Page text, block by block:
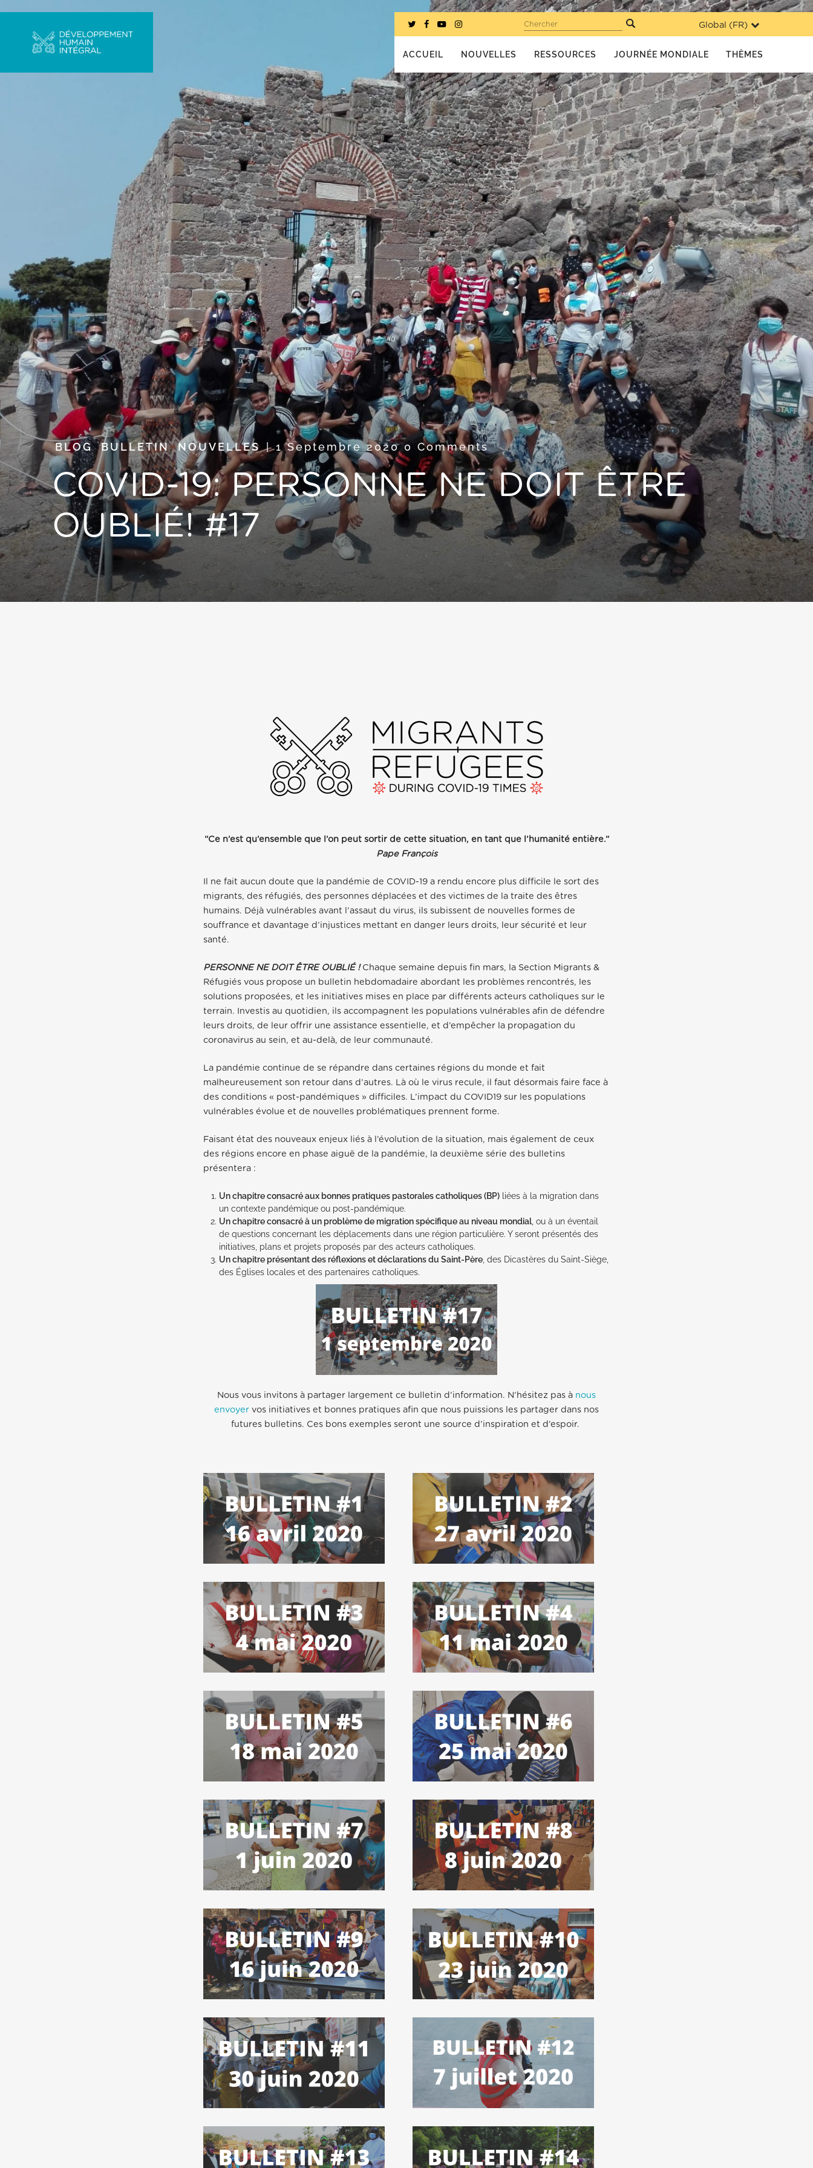
Global (FR)
Chercher
ACCUEIL NOUVELLES RESSOURCES JOURNÉE MONDIALE THÈMES
BLOG,BULLETIN,NOUVELLES 1 Septembre 20200 Comments
COVID-19: PERSONNE NE DOIT ÊTRE
OUBLIÉ! #17
“Ce n’est qu’ensemble que l’on peut sortir de cette situation, en tant que l’humanité entière.”
Pape François
Il ne fait aucun doute que la pandémie de COVID-19 a rendu encore plus difficile le sort des
migrants, des réfugiés, des personnes déplacées et des victimes de la traite des êtres
humains. Déjà vulnérables avant l’assaut du virus, ils subissent de nouvelles formes de
souffrance et davantage d’injustices mettant en danger leurs droits, leur sécurité et leur
santé.
PERSONNE NE DOIT ÊTRE OUBLIÉ !Chaque semaine depuis fin mars, la Section Migrants &
Réfugiés vous propose un bulletin hebdomadaire abordant les problèmes rencontrés, les
solutions proposées, et les initiatives mises en place par différents acteurs catholiques sur le
terrain. Investis au quotidien, ils accompagnent les populations vulnérables afin de défendre
leurs droits, de leur offrir une assistance essentielle, et d’empêcher la propagation du
coronavirus au sein, et au-delà, de leur communauté.
La pandémie continue de se répandre dans certaines régions du monde et fait
malheureusement son retour dans d’autres. Là où le virus recule, il faut désormais faire face à
des conditions « post-pandémiques » difficiles. L’impact du COVID19 sur les populations
vulnérables évolue et de nouvelles problématiques prennent forme.
Faisant état des nouveaux enjeux liés à l’évolution de la situation, mais également de ceux
des régions encore en phase aiguë de la pandémie, la deuxième série des bulletins
présentera :
Un chapitre consacré aux bonnes pratiques pastorales catholiques (BP)liées à la migration dans
un contexte pandémique ou post-pandémique.
Un chapitre consacré à un problème de migration spécifique au niveau mondial, ou à un éventail
de questions concernant les déplacements dans une région particulière. Y seront présentés des
initiatives, plans et projets proposés par des acteurs catholiques.
Un chapitre présentant des réflexions et déclarations du Saint-Père, des Dicastères du Saint-Siège,
des Églises locales et des partenaires catholiques.
Nous vous invitons à partager largement ce bulletin d’information. N’hésitez pas à nous
envoyer vos initiatives et bonnes pratiques afin que nous puissions les partager dans nos
futures bulletins. Ces bons exemples seront une source d’inspiration et d’espoir.